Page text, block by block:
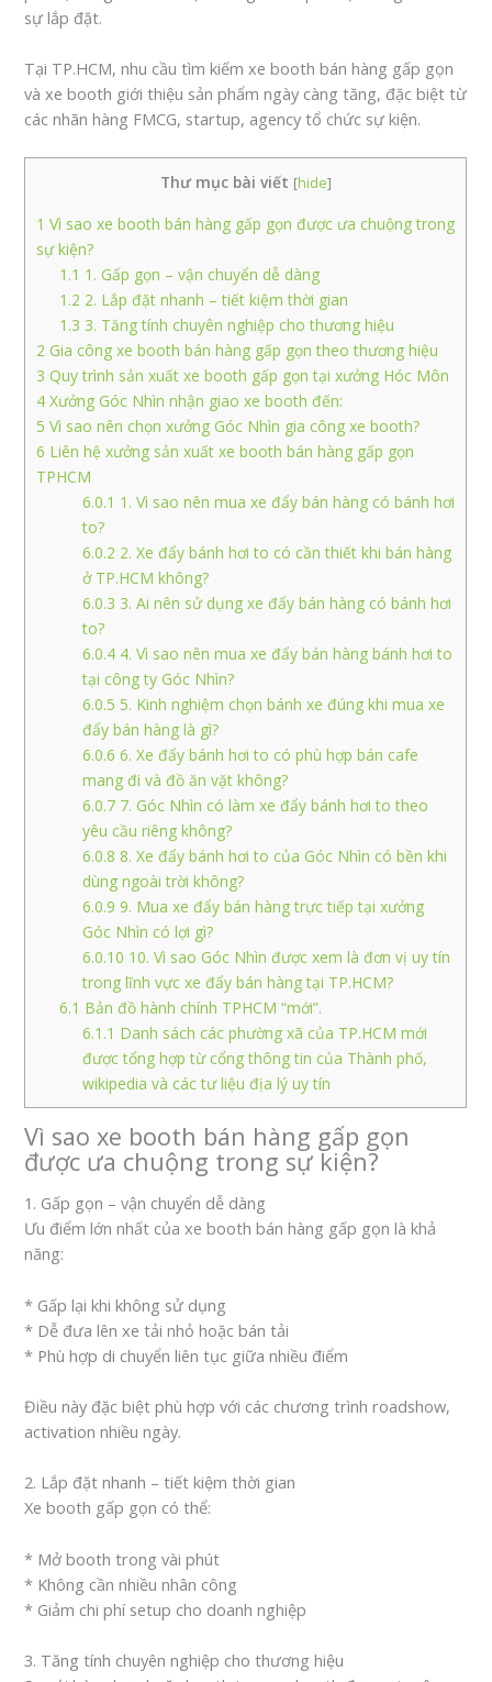
sự lắp đặt.
Tại TP.HCM, nhu cầu tìm kiếm xe booth bán hàng gấp gọn
và xe booth giới thiệu sản phẩm ngày càng tăng, đặc biệt từ
các nhãn hàng FMCG, startup, agency tổ chức sự kiện.
Thư mục bài viết [hide]
1 Vì sao xe booth bán hàng gấp gọn được ưa chuộng trong
sự kiện?
1.1 1. Gấp gọn – vận chuyển dễ dàng
1.2 2. Lắp đặt nhanh – tiết kiệm thời gian
1.3 3. Tăng tính chuyên nghiệp cho thương hiệu
2 Gia công xe booth bán hàng gấp gọn theo thương hiệu
3 Quy trình sản xuất xe booth gấp gọn tại xưởng Hóc Môn
4 Xưởng Góc Nhìn nhận giao xe booth đến:
5 Vì sao nên chọn xưởng Góc Nhìn gia công xe booth?
6 Liên hệ xưởng sản xuất xe booth bán hàng gấp gọn
TPHCM
6.0.1 1. Vì sao nên mua xe đẩy bán hàng có bánh hơi
to?
6.0.2 2. Xe đẩy bánh hơi to có cần thiết khi bán hàng
ở TP.HCM không?
6.0.3 3. Ai nên sử dụng xe đẩy bán hàng có bánh hơi
to?
6.0.4 4. Vì sao nên mua xe đẩy bán hàng bánh hơi to
tại công ty Góc Nhìn?
6.0.5 5. Kinh nghiệm chọn bánh xe đúng khi mua xe
đẩy bán hàng là gì?
6.0.6 6. Xe đẩy bánh hơi to có phù hợp bán cafe
mang đi và đồ ăn vặt không?
6.0.7 7. Góc Nhìn có làm xe đẩy bánh hơi to theo
yêu cầu riêng không?
6.0.8 8. Xe đẩy bánh hơi to của Góc Nhìn có bền khi
dùng ngoài trời không?
6.0.9 9. Mua xe đẩy bán hàng trực tiếp tại xưởng
Góc Nhìn có lợi gì?
6.0.10 10. Vì sao Góc Nhìn được xem là đơn vị uy tín
trong lĩnh vực xe đẩy bán hàng tại TP.HCM?
6.1 Bản đồ hành chính TPHCM “mới”.
6.1.1 Danh sách các phường xã của TP.HCM mới
được tổng hợp từ cổng thông tin của Thành phố,
wikipedia và các tư liệu địa lý uy tín
Vì sao xe booth bán hàng gấp gọn
được ưa chuộng trong sự kiện?
1. Gấp gọn – vận chuyển dễ dàng
Ưu điểm lớn nhất của xe booth bán hàng gấp gọn là khả
năng:
* Gấp lại khi không sử dụng
* Dễ đưa lên xe tải nhỏ hoặc bán tải
* Phù hợp di chuyển liên tục giữa nhiều điểm
Điều này đặc biệt phù hợp với các chương trình roadshow,
activation nhiều ngày.
2. Lắp đặt nhanh – tiết kiệm thời gian
Xe booth gấp gọn có thể:
* Mở booth trong vài phút
* Không cần nhiều nhân công
* Giảm chi phí setup cho doanh nghiệp
3. Tăng tính chuyên nghiệp cho thương hiệu